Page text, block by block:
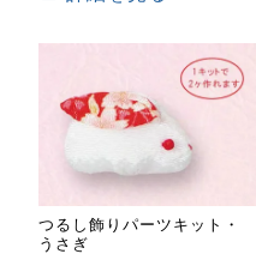
つるし飾りパーツキット・
うさぎ